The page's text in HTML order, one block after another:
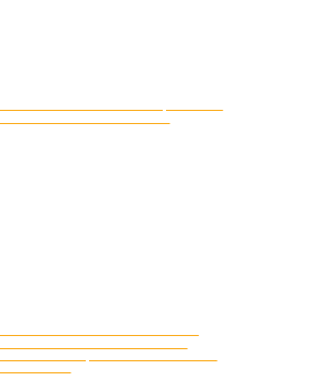
CLASSE 3D; SECONDO POSTO PER
KUMLIN.